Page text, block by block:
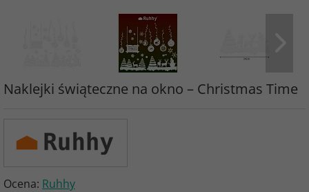
Naklejki świąteczne na okno – Christmas Time
Ocena: Ruhhy